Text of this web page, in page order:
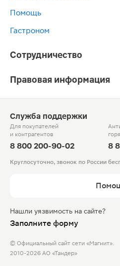
Помощь
Гастроном
Сотрудничество
Правовая информация
Служба поддержки
Для покупателей
и контрагентов
8 800 200-90-02 8
Круглосуточно, звонок по России
Нашли уязвимость на сайте?
Заполните форму
© Официальный сайт сети «Магнит».
2010-2026 АО «Тандер»